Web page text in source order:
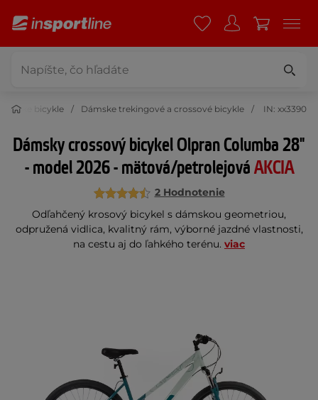
bicykle Dámske trekingové a crossové bicykle IN: xx3390
Dámsky crossový bicykel Olpran Columba 28"
- model 2026 - mätová/petrolejováAKCIA
2 Hodnotenie
Odľahčený krosový bicykel s dámskou geometriou,
odpružená vidlica, kvalitný rám, výborné jazdné vlastnosti,
na cestu aj do ľahkého terénu. viac